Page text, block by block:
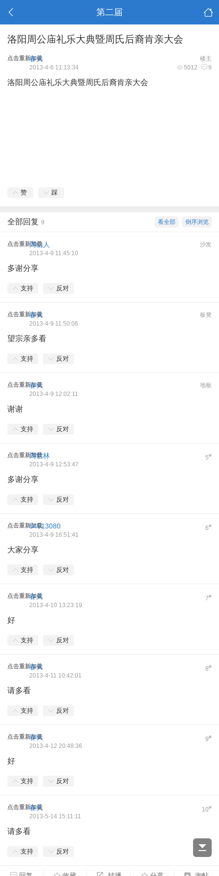
第二届
洛阳周公庙礼乐大典暨周氏后裔肯亲大会
点击重新加载 楼主
春天
5012 9
2013-4-6 11:13:34
洛阳周公庙礼乐大典暨周氏后裔肯亲大会
赞 踩
倒序浏览
看全部
全部回复 9
点击重新加载 沙发
周山人
2013-4-9 11:45:10
多谢分享
支持 反对
点击重新加载 板凳
春天
2013-4-9 11:50:06
望宗亲多看
支持 反对
点击重新加载 地板
春天
2013-4-9 12:02:11
谢谢
支持 反对
点击重新加载 5#
周世林
2013-4-9 12:53:47
多谢分享
支持 反对
点击重新加载 6#
84513080
2013-4-9 16:51:41
大家分享
支持 反对
点击重新加载 7#
春天
2013-4-10 13:23:19
好
支持 反对
点击重新加载 8#
春天
2013-4-11 10:42:01
请多看
支持 反对
点击重新加载 9#
春天
2013-4-12 20:48:36
好
支持 反对
点击重新加载 10#
春天
2013-5-14 15:11:11
请多看
支持 反对